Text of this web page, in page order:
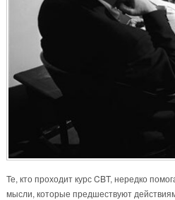
Те, кто проходит курс CBT, нередко
мысли, которые предшествуют